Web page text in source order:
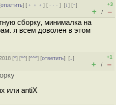
ответить] [ ﹢﹢﹢] [ · · ·][↓] [↑]
+3
+ / –
сборку, минималка на
я всем доволен в этом
[^] [^^] [^^^] [ответить][↓]
+1
+ / –
или antiX